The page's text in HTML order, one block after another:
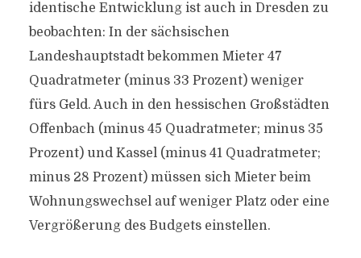
identische Entwicklung ist auch in Dresden zu
beobachten: In der sächsischen
Landeshauptstadt bekommen Mieter 47
Quadratmeter (minus 33 Prozent) weniger
fürs Geld. Auch in den hessischen Großstädten
Offenbach (minus 45 Quadratmeter; minus 35
Prozent) und Kassel (minus 41 Quadratmeter;
minus 28 Prozent) müssen sich Mieter beim
Wohnungswechsel auf weniger Platz oder eine
Vergrößerung des Budgets einstellen.